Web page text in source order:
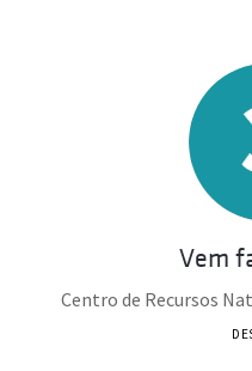
Vem
Centro de Recursos